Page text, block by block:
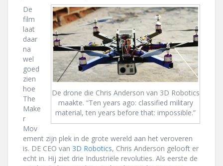
De drone die Chris Anderson van 3D Robotics
maakte. “Ten years ago: classified military
material, ten years before that: impossible.”
De
film
laat
daar
na
wel
goed
zien
hoe
The
Make
r
Mov
ement zijn plek in de grote wereld aan het veroveren
is. DE CEO van 3D Robotics, Chris Anderson gelooft er
echt in. Hij ziet drie Industriële revoluties. Als eerste de